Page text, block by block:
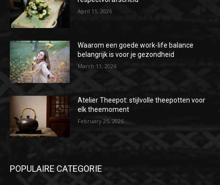
April 11, 2026
Waarom een goede work-life balance
belangrijk is voor je gezondheid
March 11, 2026
Atelier Theepot: stijlvolle theepotten voor
elk theemoment
February 25, 2026
POPULAIRE CATEGORIE